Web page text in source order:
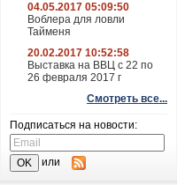
04.05.2017 05:09:50
Воблера для ловли
Тайменя
20.02.2017 10:52:58
Выставка на ВВЦ с 22 по
26 февраля 2017 г
Смотреть все...
Подписаться на новости:
или